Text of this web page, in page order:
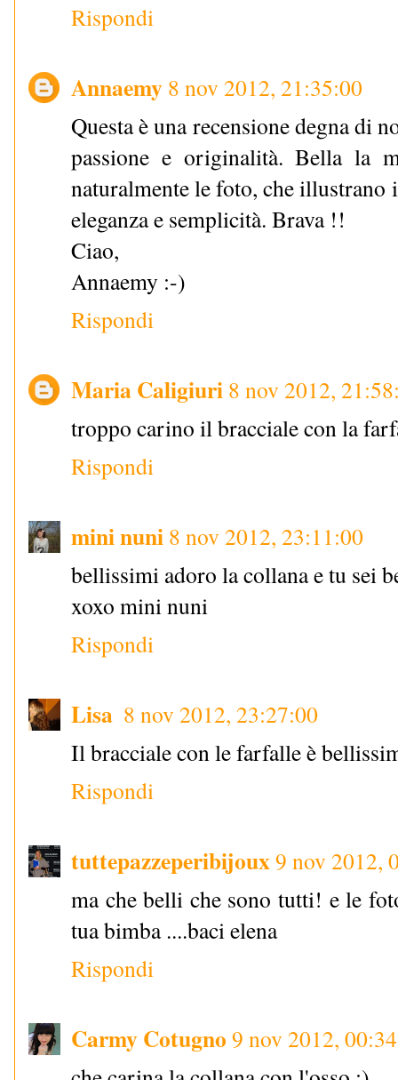
Rispondi
Annaemy 8 nov 2012, 21:35:00
Questa è una recensione degna di
passione e originalità. Bella la
naturalmente le foto, che
eleganza e semplicità. Brava !!
Ciao,
Annaemy :-)
Rispondi
Maria Caligiuri 8 nov 2012,
troppo carino il bracciale con la
Rispondi
mini nuni 8 nov 2012, 23:11:00
bellissimi adoro la collana e tu sei
xoxo mini nuni
Rispondi
Lisa 8 nov 2012, 23:27:00
Il bracciale con le farfalle è
Rispondi
tuttepazzeperibijoux9 nov 2012,
ma che belli che sono tutti! e le
tua bimba ....baci elena
Rispondi
Carmy Cotugno 9 nov 2012,